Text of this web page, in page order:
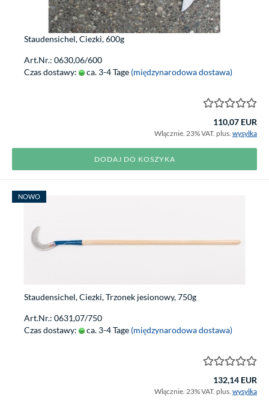
Staudensichel, Ciezki, 600g
Art.Nr.: 0630,06/600
Czas dostawy:
ca. 3-4 Tage (międzynarodowa dostawa)
110,07 EUR
Włącznie. 23% VAT. plus. wysyłka
DODAJ DO KOSZYKA
NOWO
Staudensichel, Ciezki, Trzonek jesionowy, 750g
Art.Nr.: 0631,07/750
Czas dostawy:
ca. 3-4 Tage (międzynarodowa dostawa)
132,14 EUR
Włącznie. 23% VAT. plus. wysyłka